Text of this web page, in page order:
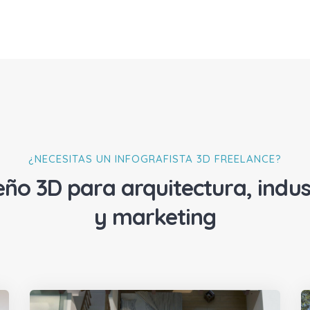
¿NECESITAS UN INFOGRAFISTA 3D FREELANCE?
3D para arquitectura,
y marketing